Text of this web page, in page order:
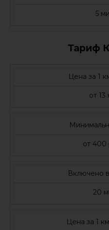
5
Тариф
Цена за 1
от 13
от 400
Включено
20
Цена за 1